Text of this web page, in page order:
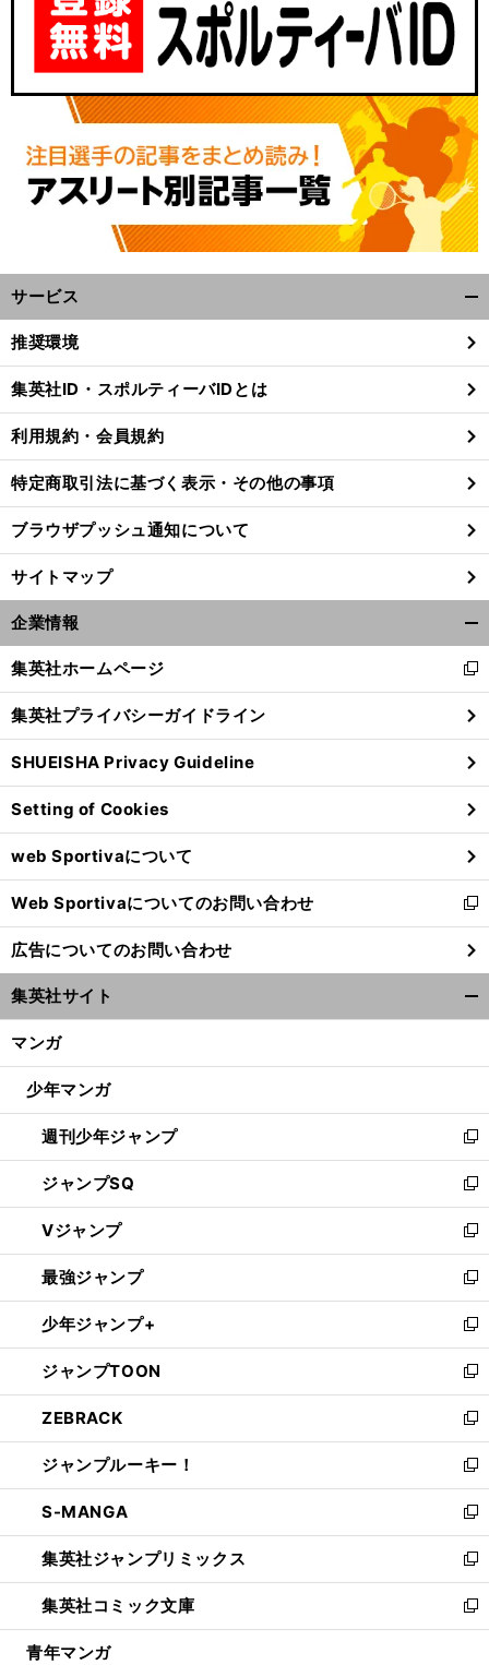
3
へ
サービス
閉
る
推奨環境
集英社ID・スポルティーバIDとは
利用規約・会員規約
特定商取引法に基づく表示・その他の事項
ブラウザプッシュ通知について
サイトマップ
企業情報
閉
る
集英社ホームページ
新
し
い
ウ
ィ
ン
ド
ウ
で
開
く
集英社プライバシーガイドライン
SHUEISHA Privacy Guideline
Setting of Cookies
web Sportivaについて
Web Sportivaについてのお問い合わせ
新
し
い
ウ
ィ
ン
ウ
開
く
広告についてのお問い合わせ
集英社サイト
マンガ
少年マンガ
週刊少年ジャンプ
新
し
い
ウ
ィ
ン
ド
ウ
で
開
く
ジャンプSQ
新
し
い
ウ
ィ
ン
ド
ウ
で
開
く
Vジャンプ
新
し
い
ウ
ィ
ン
ド
ウ
で
開
く
最強ジャンプ
新
し
い
ウ
ィ
ン
ド
ウ
で
開
く
少年ジャンプ+
新
し
い
ウ
ィ
ン
ド
ウ
で
開
く
ジャンプTOON
新
し
い
ウ
ィ
ン
ド
ウ
で
開
く
ZEBRACK
新
し
い
ウ
ィ
ン
ド
ウ
で
開
ジャンプルーキー！
新
し
い
ウ
ィ
ン
ド
ウ
S-MANGA
新
し
い
ウ
ィ
ン
集英社ジャンプリミックス
新
し
い
ウ
集英社コミック文庫
新
し
青年マンガ